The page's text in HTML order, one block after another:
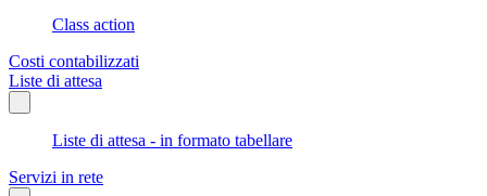
Class action
Costi contabilizzati
Liste di attesa
Liste di attesa - in formato tabellare
Servizi in rete